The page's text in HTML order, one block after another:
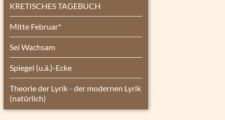
KRETISCHES TAGEBUCH
Mitte Februar*
Sei Wachsam
Spiegel (u.ä.)-Ecke
Theorie der Lyrik - der modernen Lyrik
(natürlich)